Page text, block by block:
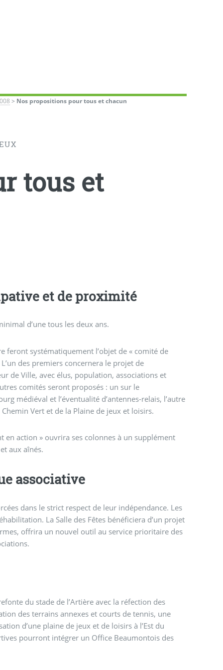
> Nos propositions pour tous et chacun
tous et
et de proximité
d’une tous les deux ans.
feront systématiquement l’objet de « comité de
des premiers concernera le projet de
de Ville, avec élus, population, associations et
comités seront proposés : un sur le
médiéval et l’éventualité d’antennes-relais, l’autre
Vert et de la Plaine de jeux et loisirs.
en action » ouvrira ses colonnes à un supplément
aux aînés.
associative
dans le strict respect de leur indépendance. Les
La Salle des Fêtes bénéficiera d’un projet
offrira un nouvel outil au service prioritaire des
du stade de l’Artière avec la réfection des
des terrains annexes et courts de tennis, une
d’une plaine de jeux et de loisirs à l’Est du
pourront intégrer un Office Beaumontois des